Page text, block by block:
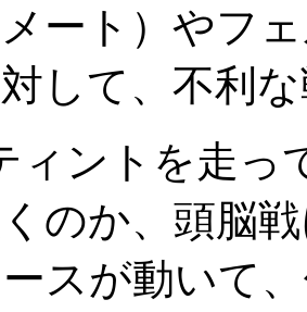
ート）やフ
して、不利
ィントを走
のか、頭脳
スが動いて